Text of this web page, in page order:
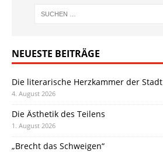
NEUESTE BEITRÄGE
Die literarische Herzkammer der Stadt
4. August 2026
Die Ästhetik des Teilens
1. August 2026
„Brecht das Schweigen“